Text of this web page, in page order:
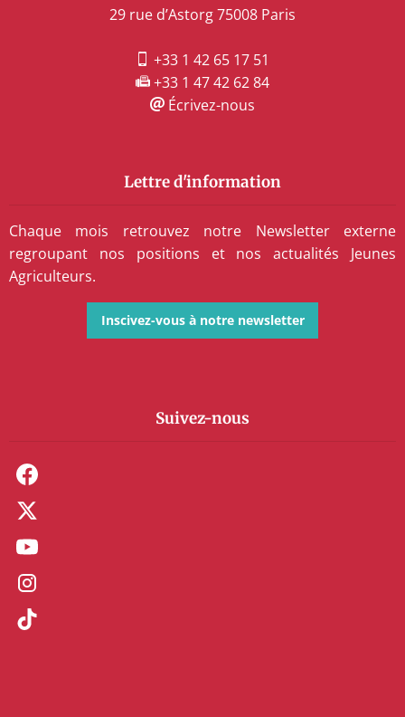
29 rue d’Astorg 75008 Paris
+33 1 42 65 17 51
+33 1 47 42 62 84
Écrivez-nous
Lettre d'information
Chaque mois retrouvez notre Newsletter externe
regroupant nos positions et nos actualités Jeunes
Agriculteurs.
Inscivez-vous à notre newsletter
Suivez-nous